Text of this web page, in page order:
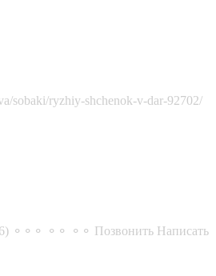
sobaki/ryzhiy-shchenok-v-dar-92702/
⚬⚬⚬ ⚬⚬ ⚬⚬ Позвонить Написать